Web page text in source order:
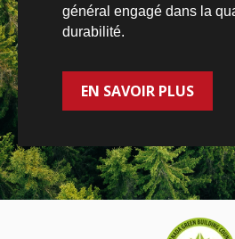
général engagé dans la
durabilité.
EN SAVOIR PLUS